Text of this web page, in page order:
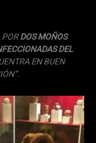
PORDOS MOÑOS
DEL
EN BUEN